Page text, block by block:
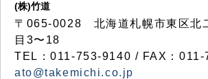
(株)竹道
〒065-0028 北海道札幌市東区北
目3〜18
TEL：011-753-9140 / FAX：
ato@takemichi.co.jp